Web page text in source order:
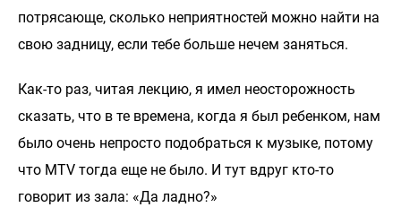
потрясающе, сколько неприятностей можно найти на
свою задницу, если тебе больше нечем заняться.
Как-то раз, читая лекцию, я имел неосторожность
сказать, что в те времена, когда я был ребенком, нам
было очень непросто подобраться к музыке, потому
что MTV тогда еще не было. И тут вдруг кто-то
говорит из зала: «Да ладно?»